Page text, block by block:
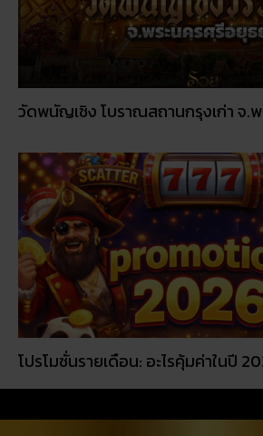
วัดพนัญเชิง โบราณสถานกรุงเก่า จ.พ
โปรโมชั่นรายเดือน: อะไรคุ้มค่าในปี